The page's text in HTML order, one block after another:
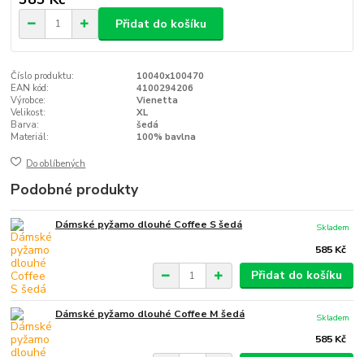
Přidat do košíku
Číslo produktu:
10040x100470
EAN kód:
4100294206
Výrobce:
Vienetta
Velikost:
XL
Barva:
šedá
Materiál:
100% bavlna
Do oblíbených
Podobné produkty
Dámské pyžamo dlouhé Coffee S šedá
585 Kč
Skladem
Přidat do košíku
Dámské pyžamo dlouhé Coffee M šedá
585 Kč
Skladem